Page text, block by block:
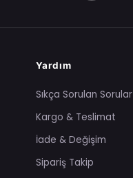
Yardım
Sıkça Sorulan Sorular
Kargo & Teslimat
İade & Değişim
Sipariş Takip